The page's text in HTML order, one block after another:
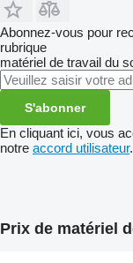
Abonnez-vous pour
rubrique
matériel de travail du
S'abonner
En cliquant ici, vous
notre accord utilisateur.
Prix de matériel